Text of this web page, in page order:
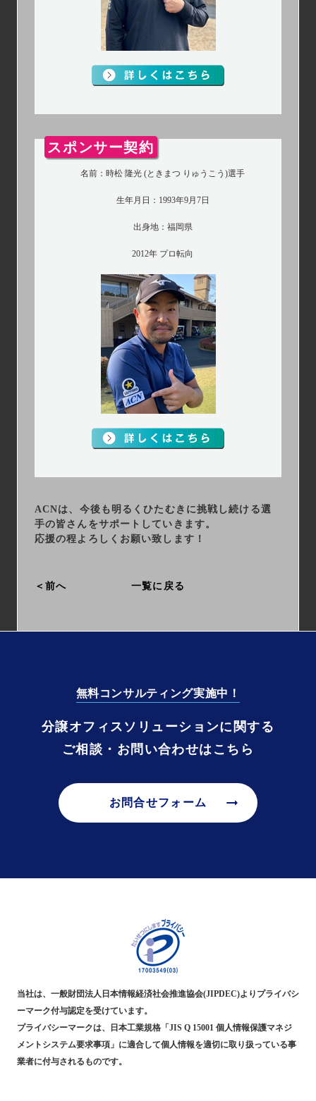
スポンサー契約
名前：時松 隆光 (ときまつ りゅうこう)選手
生年月日：1993年9月7日
出身地：福岡県
2012年 プロ転向
ACNは、今後も明るくひたむきに挑戦し続ける選
手の皆さんをサポートしていきます。
応援の程よろしくお願い致します！
前へ 一覧に戻る
無料コンサルティング実施中！
分譲オフィスソリューションに関する
ご相談・お問い合わせはこちら
お問合せフォーム arrow_right_alt
当社は、一般財団法人日本情報経済社会推進協会(JIPDEC)よりプライバシ
ーマーク付与認定を受けています。
プライバシーマークは、日本工業規格「JIS Q 15001 個人情報保護マネジ
メントシステム要求事項」に適合して個人情報を適切に取り扱っている事
業者に付与されるものです。